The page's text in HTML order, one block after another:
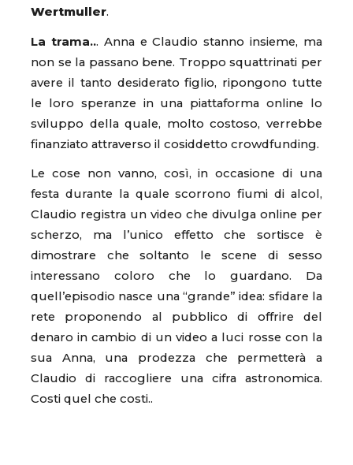
Wertmuller.
La trama... Anna e Claudio stanno insieme, ma
non se la passano bene. Troppo squattrinati per
avere il tanto desiderato figlio, ripongono tutte
le loro speranze in una piattaforma online lo
sviluppo della quale, molto costoso, verrebbe
finanziato attraverso il cosiddetto crowdfunding.
Le cose non vanno, così, in occasione di una
festa durante la quale scorrono fiumi di alcol,
Claudio registra un video che divulga online per
scherzo, ma l’unico effetto che sortisce è
dimostrare che soltanto le scene di sesso
interessano coloro che lo guardano. Da
quell’episodio nasce una “grande” idea: sfidare la
rete proponendo al pubblico di offrire del
denaro in cambio di un video a luci rosse con la
sua Anna, una prodezza che permetterà a
Claudio di raccogliere una cifra astronomica.
Costi quel che costi..